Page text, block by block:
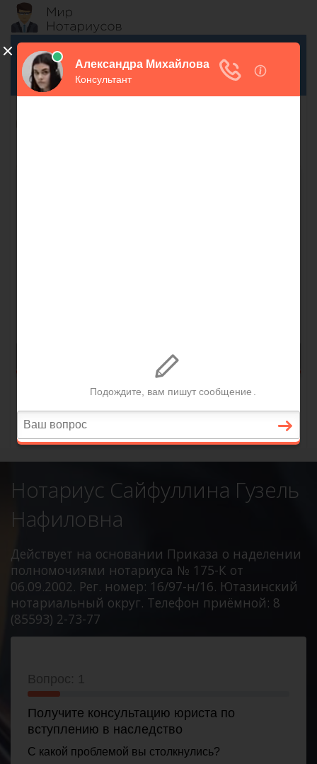
Нотариус Сайфуллина Гузель
Нафиловна
Действует на основании Приказа о наделении
полномочиями нотариуса № 175-К от
06.09.2002. Рег. номер: 16/97-н/16. Ютазинский
нотариальный округ. Телефон приёмной: 8
(85593) 2-73-77